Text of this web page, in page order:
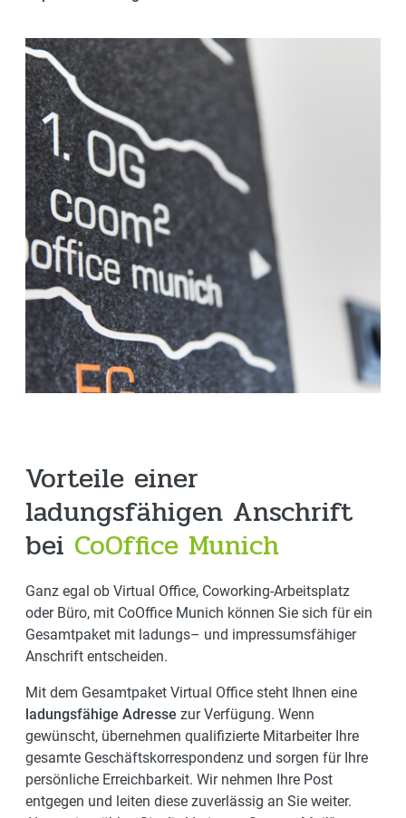
Vorteile einer
ladungsfähigen Anschrift
bei CoOffice Munich
Ganz egal ob Virtual Office, Coworking-Arbeitsplatz
oder Büro, mit CoOffice Munich können Sie sich für ein
Gesamtpaket mit ladungs– und impressumsfähiger
Anschrift entscheiden.
Mit dem Gesamtpaket Virtual Office steht Ihnen eine
ladungsfähige Adresse zur Verfügung. Wenn
gewünscht, übernehmen qualifizierte Mitarbeiter Ihre
gesamte Geschäftskorrespondenz und sorgen für Ihre
persönliche Erreichbarkeit. Wir nehmen Ihre Post
entgegen und leiten diese zuverlässig an Sie weiter.